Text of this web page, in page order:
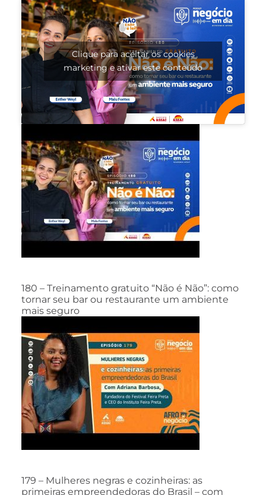
Clique para aceitar os cookies
marketing e ativar este conteúdo
180 – Treinamento gratuito “Não é Não”: como
tornar seu bar ou restaurante um ambiente
mais seguro
179 – Mulheres negras e cozinheiras: as
primeiras empreendedoras do Brasil – com